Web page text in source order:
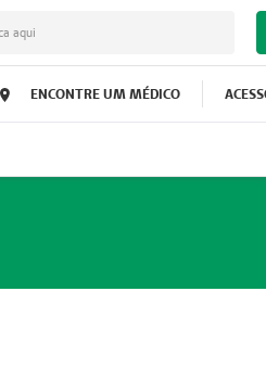
aqui
ENCONTRE UM MÉDICO